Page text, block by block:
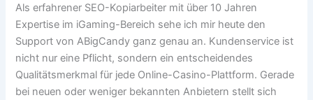
Als erfahrener SEO-Kopiarbeiter mit über 10 Jahren
Expertise im iGaming-Bereich sehe ich mir heute den
Support von ABigCandy ganz genau an. Kundenservice ist
nicht nur eine Pflicht, sondern ein entscheidendes
Qualitätsmerkmal für jede Online-Casino-Plattform. Gerade
bei neuen oder weniger bekannten Anbietern stellt sich